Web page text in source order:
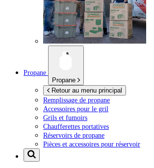
Propane
Propane
Retour au menu principal
Remplissage de propane
Accessoires pour le gril
Grils et fumoirs
Chaufferettes portatives
Réservoirs de propane
Pièces et accessoires pour réservoir